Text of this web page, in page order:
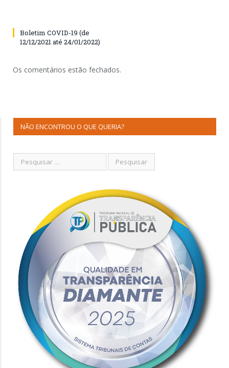
Boletim COVID-19 (de
12/12/2021 até 24/01/2022)
Os comentários estão fechados.
NÃO ENCONTROU O QUE QUERIA?